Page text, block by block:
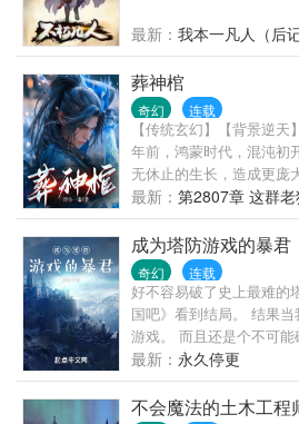
最新： 我本一凡人（后记
葬神棺
奇幻 连载
【传统玄幻】【背景逆
年前，鸿蒙时代，混沌初
无休止的生长，造成更庞
蒙为气，黑洞为口，星辰
棺，用来吞四海、镇八荒
前，众神一战中，灭世神
的诸神，更是送葬了整个
落不明，同时，葬神棺名
魔！ 千万年后，一名少
在一起，自此，送葬少年
行，埋人，我倒是很善长
吟：“我有一座混沌神棺，
葬神！
最新： 第2807章 这群老
成为塔防游戏的暴君
奇幻 连载
好不容易破了史上最难的
国吧》看到结局。 结果
游戏。 而且还是个不可
该死的粪GAME，我一定
个作品的人别走先,先看
最新： 永久停更
不会魔法的土木工程